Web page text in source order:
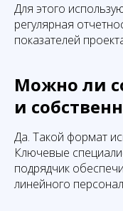
Для этого
регулярная
показателей
Можно ли
и
Да. Такой формат
Ключевые
подрядчик
линейного